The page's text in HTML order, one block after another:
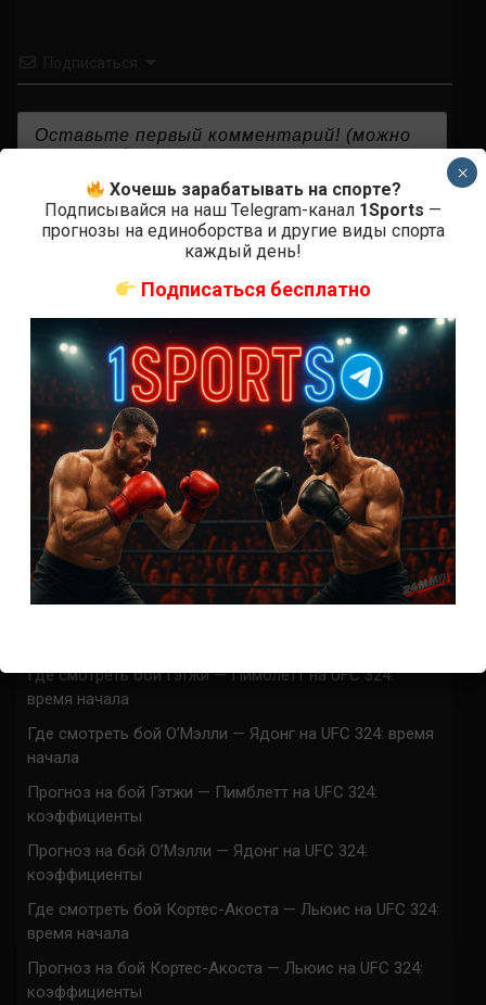
КОММЕНТАРИЕВ
СВЕЖИЕ ЗАПИСИ
ACA 200 прямая трансляция
Марафон боев UFC 325 прямая трансляция
UFC 324 прямая трансляция
Где смотреть бой Гэтжи — Пимблетт на UFC 324:
время начала
Где смотреть бой О’Мэлли — Ядонг на UFC 324: время
начала
Прогноз на бой Гэтжи — Пимблетт на UFC 324:
коэффициенты
Прогноз на бой О’Мэлли — Ядонг на UFC 324:
коэффициенты
Где смотреть бой Кортес-Акоста — Льюис на UFC 324:
время начала
Прогноз на бой Кортес-Акоста — Льюис на UFC 324:
коэффициенты
Хочешь зарабатывать на спорте?
Подписывайся на наш Telegram-канал 1Sports —
прогнозы на единоборства и другие виды спорта
каждый день!
Подписаться бесплатно
×